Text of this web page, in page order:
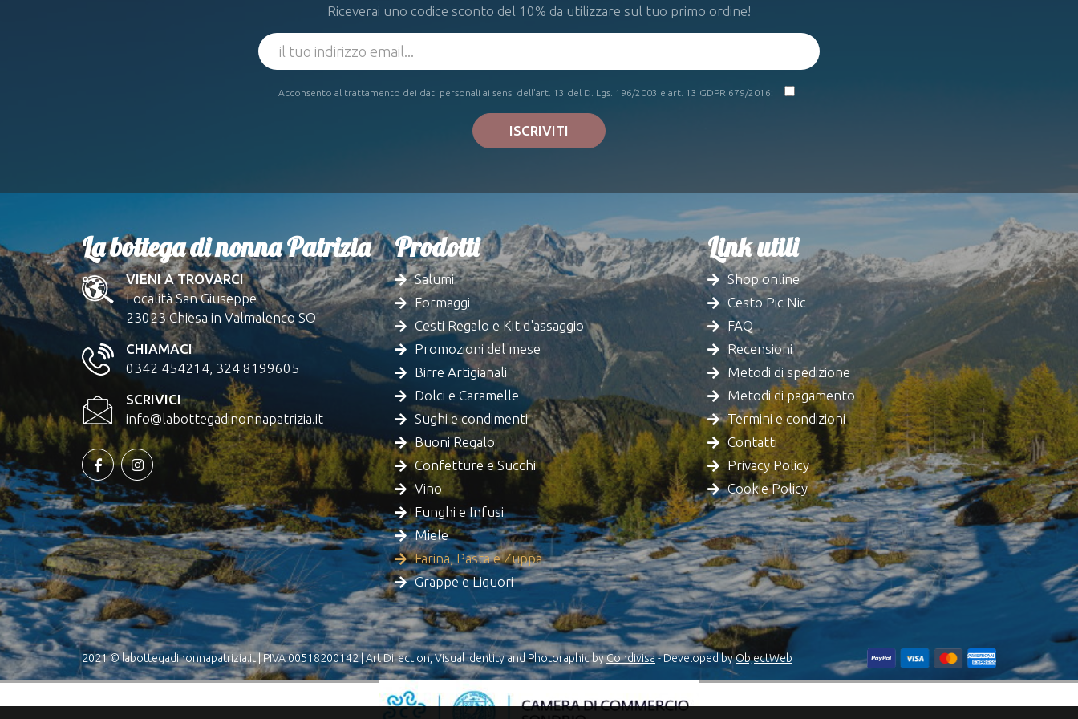
Riceverai uno codice sconto del 10% da utilizzare sul tuo primo ordine!
Acconsento al trattamento dei dati personali ai sensi dell'art. 13 del D. Lgs. 196/2003 e art. 13 GDPR 679/2016:
ISCRIVITI
La bottega di nonna Patrizia
VIENI A TROVARCI
Località San Giuseppe
23023 Chiesa in Valmalenco SO
CHIAMACI
0342 454214, 324 8199605
SCRIVICI
info@labottegadinonnapatrizia.it
Prodotti
Salumi
Formaggi
Cesti Regalo e Kit d'assaggio
Promozioni del mese
Birre Artigianali
Dolci e Caramelle
Sughi e condimenti
Buoni Regalo
Confetture e Succhi
Vino
Funghi e Infusi
Miele
Farina, Pasta e Zuppa
Grappe e Liquori
Link utili
Shop online
Cesto Pic Nic
FAQ
Recensioni
Metodi di spedizione
Metodi di pagamento
Termini e condizioni
Contatti
Privacy Policy
Cookie Policy
2021 © labottegadinonnapatrizia.it | PIVA 00518200142 | Art Direction, Visual Identity and Photoraphic byCondivisa- Developed byObjectWeb